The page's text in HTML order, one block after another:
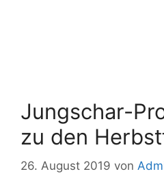
Jungschar-
zu den
26. August 2019 von